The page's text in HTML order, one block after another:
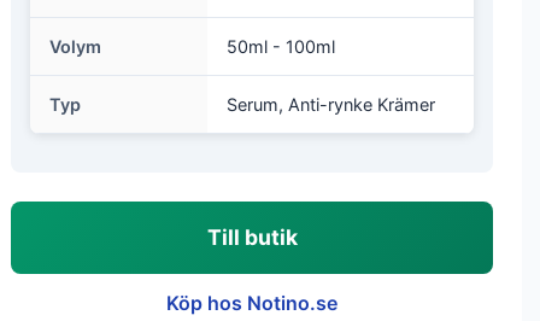
Volym 50ml - 100ml
Typ Serum, Anti-rynke Krämer
Till butik
Köp hos Notino.se